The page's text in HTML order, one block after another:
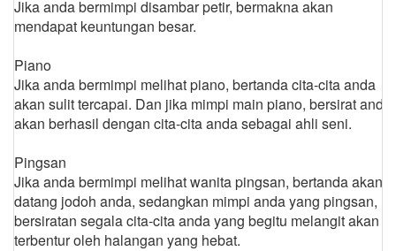
Jika anda bermimpi disambar petir, bermakna akan
mendapat keuntungan besar.
Piano
Jika anda bermimpi melihat piano, bertanda cita-cita anda
akan sulit tercapai. Dan jika mimpi main piano, bersirat anda
akan berhasil dengan cita-cita anda sebagai ahli seni.
Pingsan
Jika anda bermimpi melihat wanita pingsan, bertanda akan
datang jodoh anda, sedangkan mimpi anda yang pingsan,
bersiratan segala cita-cita anda yang begitu melangit akan
terbentur oleh halangan yang hebat.